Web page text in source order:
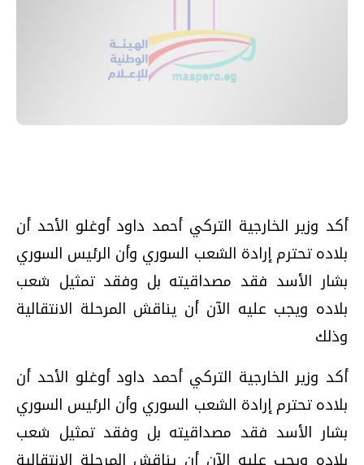
أكد وزير الخارجية التركي أحمد داود أوغلو الأحد أن
بلاده تحترم إرادة الشعب السوري وأن الرئيس السوري
بشار الأسد فقد مصداقيته بل وفقد تمثيل شعب
بلاده ويجب عليه الآن أن يناقش المرحلة الانتقالية
وذلك
أكد وزير الخارجية التركي أحمد داود أوغلو الأحد أن
بلاده تحترم إرادة الشعب السوري وأن الرئيس السوري
بشار الأسد فقد مصداقيته بل وفقد تمثيل شعب